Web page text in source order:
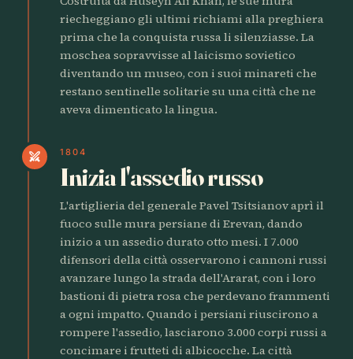
riecheggiano gli ultimi richiami alla preghiera
prima che la conquista russa li silenziasse. La
moschea sopravvisse al laicismo sovietico
diventando un museo, con i suoi minareti che
restano sentinelle solitarie su una città che ne
aveva dimenticato la lingua.
swords 1804
Inizia l'assedio russo
L'artiglieria del generale Pavel Tsitsianov aprì il
fuoco sulle mura persiane di Erevan, dando
inizio a un assedio durato otto mesi. I 7.000
difensori della città osservarono i cannoni russi
avanzare lungo la strada dell'Ararat, con i loro
bastioni di pietra rosa che perdevano frammenti
a ogni impatto. Quando i persiani riuscirono a
rompere l'assedio, lasciarono 3.000 corpi russi a
concimare i frutteti di albicocche. La città